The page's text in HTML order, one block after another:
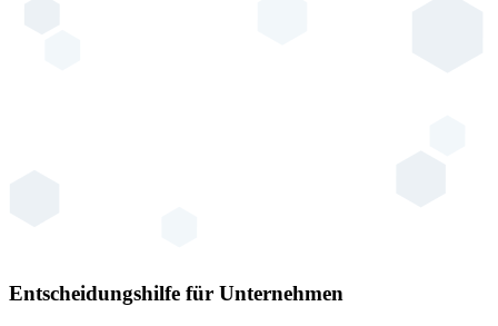
Entscheidungshilfe für Unternehmen